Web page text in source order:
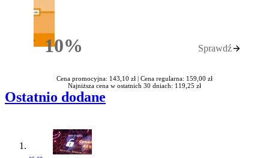
10%Rabatu Sprawdź
Cena promocyjna: 143,10 zł | Cena regularna: 159,00 zł
Najniższa cena w ostatnich 30 dniach: 119,25 zł
Ostatnio dodane